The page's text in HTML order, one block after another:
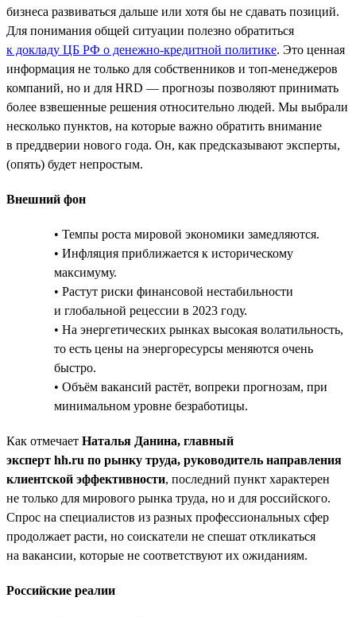
бизнеса развиваться дальше или хотя бы не сдавать позиций.
Для понимания общей ситуации полезно обратиться
к докладу ЦБ РФ о денежно-кредитной политике. Это ценная
информация не только для собственников и топ-менеджеров
компаний, но и для HRD — прогнозы позволяют принимать
более взвешенные решения относительно людей. Мы выбрали
несколько пунктов, на которые важно обратить внимание
в преддверии нового года. Он, как предсказывают эксперты,
(опять) будет непростым.
Внешний фон
• Темпы роста мировой экономики замедляются.
• Инфляция приближается к историческому
максимуму.
• Растут риски финансовой нестабильности
и глобальной рецессии в 2023 году.
• На энергетических рынках высокая волатильность,
то есть цены на энергоресурсы меняются очень
быстро.
• Объём вакансий растёт, вопреки прогнозам, при
минимальном уровне безработицы.
Как отмечает Наталья Данина, главный
эксперт hh.ru по рынку труда, руководитель направления
клиентской эффективности, последний пункт характерен
не только для мирового рынка труда, но и для российского.
Спрос на специалистов из разных профессиональных сфер
продолжает расти, но соискатели не спешат откликаться
на вакансии, которые не соответствуют их ожиданиям.
Российские реалии